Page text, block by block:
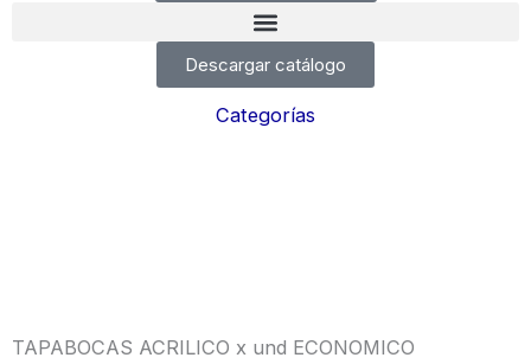
Categorías
Descargar catálogo
TAPABOCAS ACRILICO x und ECONOMICO